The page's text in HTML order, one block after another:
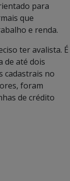
para
que
e renda.
ter avalista. É
de até dois
cadastrais no
foram
de crédito